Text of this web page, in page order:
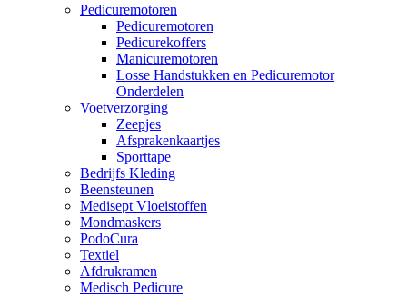
Pedicuremotoren
Pedicuremotoren
Pedicurekoffers
Manicuremotoren
Losse Handstukken en Pedicuremotor
Onderdelen
Voetverzorging
Zeepjes
Afsprakenkaartjes
Sporttape
Bedrijfs Kleding
Beensteunen
Medisept Vloeistoffen
Mondmaskers
PodoCura
Textiel
Afdrukramen
Medisch Pedicure